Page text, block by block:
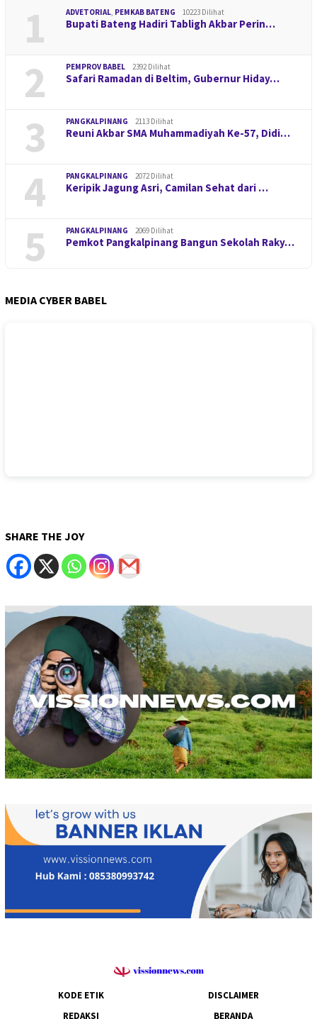
1 ADVETORIAL, PEMKAB BATENG 10223 Dilihat
Bupati Bateng Hadiri Tabligh Akbar Perin…
2 PEMPROV BABEL 2392 Dilihat
Safari Ramadan di Beltim, Gubernur Hiday…
3 PANGKALPINANG 2113 Dilihat
Reuni Akbar SMA Muhammadiyah Ke-57, Didi…
4 PANGKALPINANG 2072 Dilihat
Keripik Jagung Asri, Camilan Sehat dari …
5 PANGKALPINANG 2069 Dilihat
Pemkot Pangkalpinang Bangun Sekolah Raky…
MEDIA CYBER BABEL
SHARE THE JOY
KODE ETIK
DISCLAIMER
REDAKSI
BERANDA